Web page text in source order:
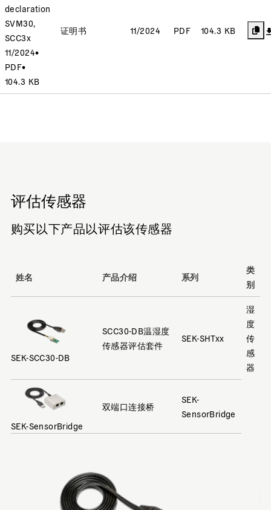
declaration
SVM30,
SCC3x
11/2024•
PDF•
104.3 KB
证明书 11/2024 PDF 104.3 KB
评估传感器
购买以下产品以评估该传感器
姓名 产品介绍 系列
类
别
SEK-SCC30-DB
SCC30-DB温湿度
传感器评估套件
SEK-SHTxx
湿
度
传
感
器
SEK-SensorBridge
双端口连接桥
SEK-
SensorBridge